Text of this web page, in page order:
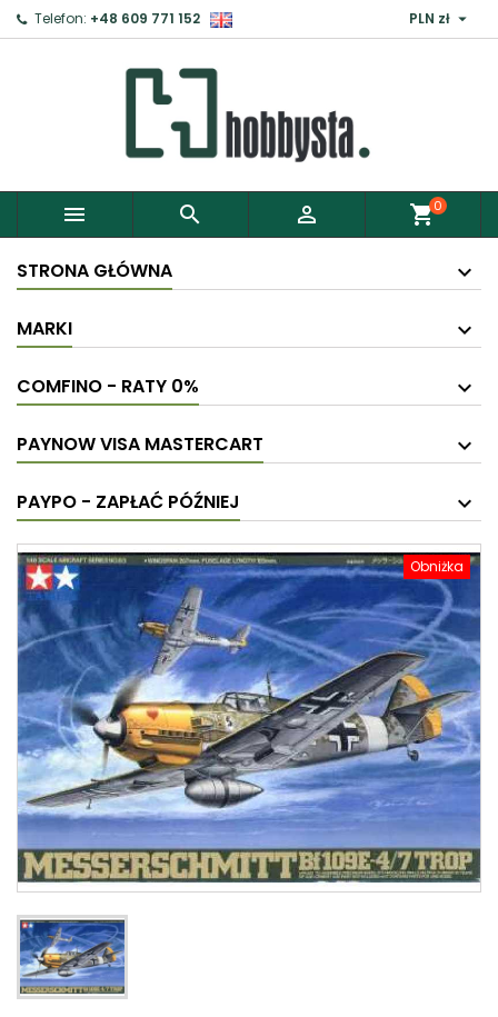
Telefon: +48 609 771 152 PLN zł 
   shopping_cart0
STRONA GŁÓWNA
MARKI
COMFINO - RATY 0%
PAYNOW VISA MASTERCART
PAYPO - ZAPŁAĆ PÓŹNIEJ
Obniżka